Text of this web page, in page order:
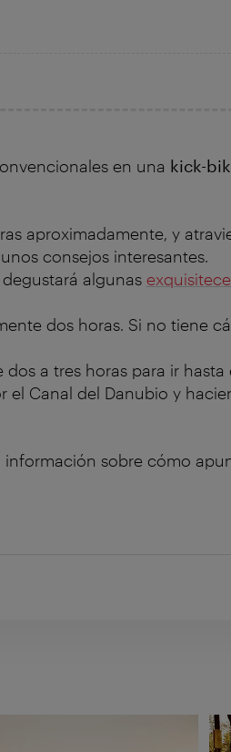
en una kick-
aproximadamente, y
consejos interesantes.
algunas
dos horas. Si no tiene
a tres horas para ir hasta
el Canal del Danubio y
sobre cómo